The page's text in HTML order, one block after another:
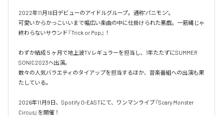
2022年11月16日デビューのアイドルグループ。通称"パニモン"。
可愛いからかっこいいまで幅広い楽曲の中に仕掛けられた悪戯。一筋縄じゃ
終わらないサウンド『Trick or Pop』！
わずか結成５ヶ月で地上波TVレギュラーを担当し、1年たたずにSUMMER
SONIC2023へ出演。
数々の人気バラエティのタイアップを担当するほか、音楽番組への出演も果
たしている。
2026年11月9日、Spotify O-EASTにて、ワンマンライブ『Scary Monster
Circus』を開催！